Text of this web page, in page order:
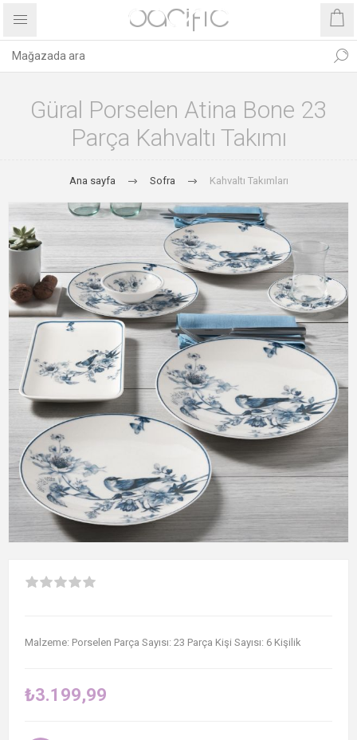
Güral Porselen Atina Bone 23
Parça Kahvaltı Takımı
Ana sayfa Sofra Kahvaltı Takımları
Malzeme: Porselen Parça Sayısı: 23 Parça Kişi Sayısı: 6 Kişilik
₺3.199,99